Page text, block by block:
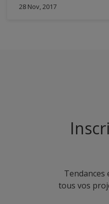
votre salon
28 Nov, 2017
Tendances
tous vos